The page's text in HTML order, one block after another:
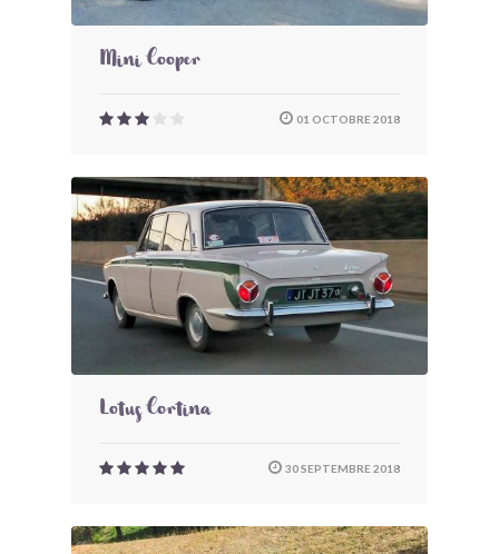
Mini Cooper
01 OCTOBRE 2018
Lotus Cortina
30 SEPTEMBRE 2018